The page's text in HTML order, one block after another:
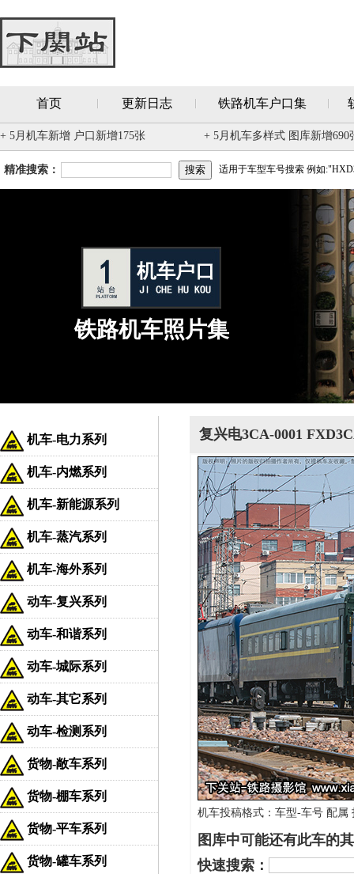
首页 更新日志 铁路机车户口集
+ 5月机车新增 户口新增175张 + 5月机车多样式 图库新增690
精准搜索： 适用于车型车号搜索 例如
铁路机车照片集
机车-电力系列
机车-内燃系列
机车-新能源系列
机车-蒸汽系列
机车-海外系列
动车-复兴系列
动车-和谐系列
动车-城际系列
动车-其它系列
动车-检测系列
货物-敞车系列
货物-棚车系列
货物-平车系列
货物-罐车系列
复兴电3CA-0001
机车投稿格式：车型-车号 配属
图库中可能还有此车的
快速搜索：